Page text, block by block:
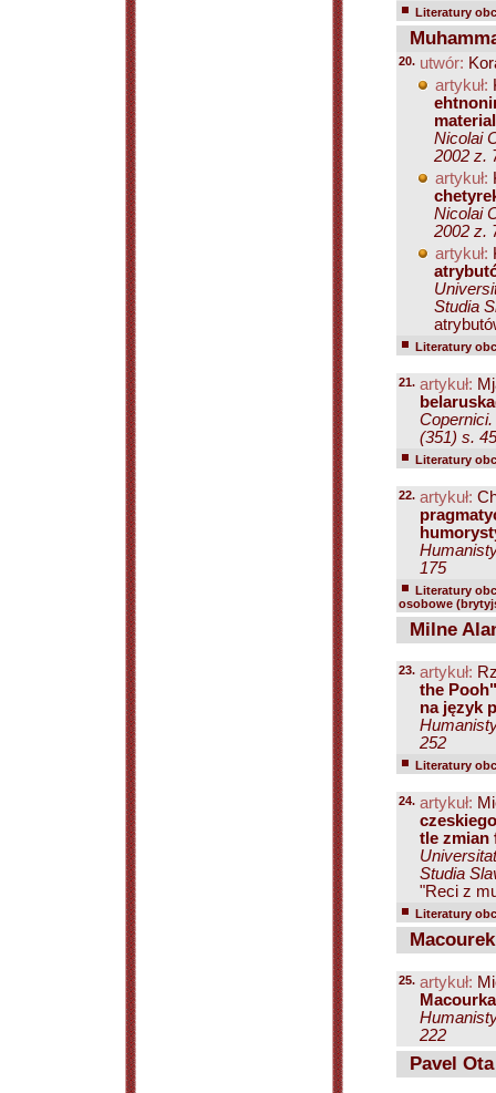
Literatury
20. utwór:
artykuł:
Nicolai
2002 z.
artykuł:
Nicolai
2002 z.
artykuł:
Studia
Literatury
21. artykuł:
(351) s.
Literatury
22. artykuł:
175
Literatury
osobowe
Milne
23. artykuł:
the
na język
252
Literatury
24. artykuł:
tle zmian
Studia
"Reci z
Literatury
25. artykuł:
Macourka
222
Pavel Ota